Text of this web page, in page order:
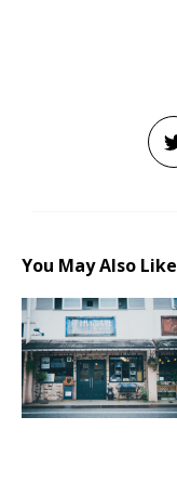
You May Also Like